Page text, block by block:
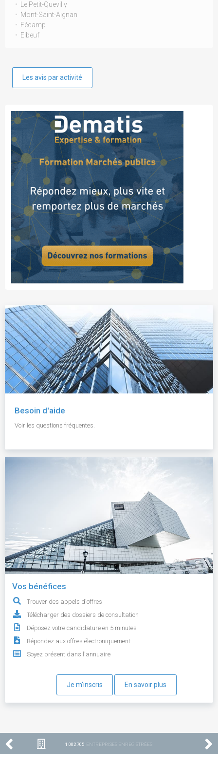
Le Petit-Quevilly
Mont-Saint-Aignan
Fécamp
Elbeuf
Les avis par activité
Besoin d'aide
Voir les questions fréquentes.
Vos bénéfices
Trouver des appels d'offres
Télécharger des dossiers de consultation
Déposez votre candidature en 5 minutes
Répondez aux offres électroniquement
Soyez présent dans l'annuaire
Je m'inscris En savoir plus
1 002 705 ENTREPRISES ENREGISTRÉES